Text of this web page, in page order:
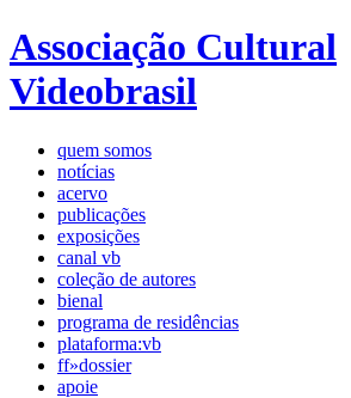
Associação Cultural
Videobrasil
quem somos
notícias
acervo
publicações
exposições
canal vb
coleção de autores
bienal
programa de residências
plataforma:vb
ff»dossier
apoie